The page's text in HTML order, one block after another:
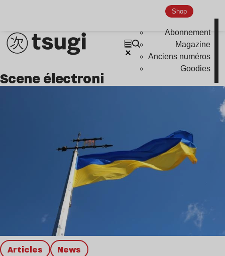
Shop
Abonnement
Magazine
Anciens numéros
Goodies
Scene électroni
Articles news